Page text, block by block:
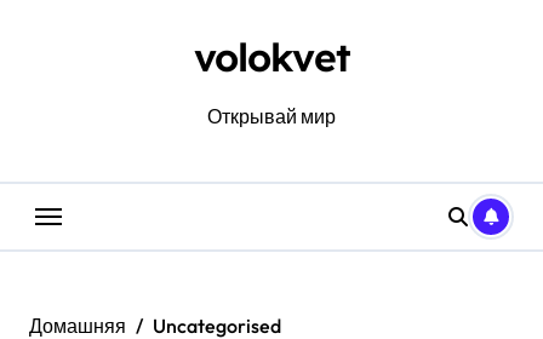
volokvet
Открывай мир
Домашняя
Uncategorised